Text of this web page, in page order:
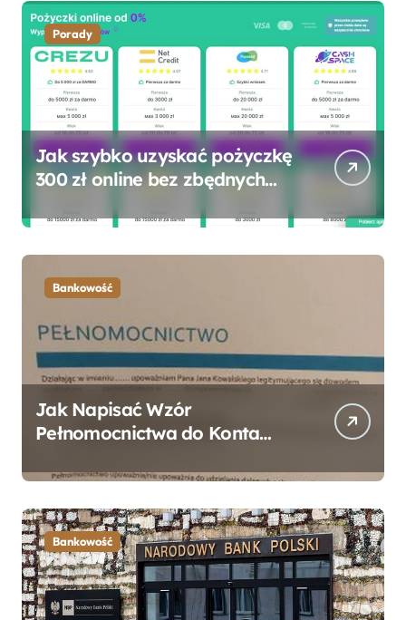
Porady
Jak szybko uzyskać pożyczkę
300 zł online bez zbędnych
Bankowość
Jak Napisać Wzór
Pełnomocnictwa do Konta
Przewodnik
Bankowość